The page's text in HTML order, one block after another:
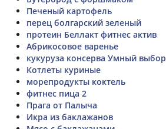
Печеный картофель
перец болгарский зеленый
протеин Беллакт фитнес актив
Абрикосовое варенье
кукуруза консерва Умный выбор
Котлеты куриные
морепродукты коктель
фитнес пица 2
Прага от Палыча
Икра из баклажанов